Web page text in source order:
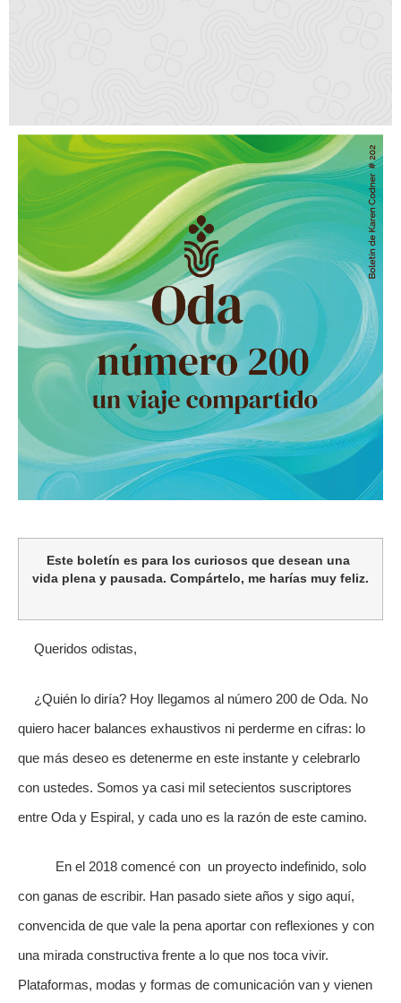
Este boletín es para los curiosos que desean una
vida plena y pausada. Compártelo, me harías muy feliz.
Queridos odistas,
¿Quién lo diría? Hoy llegamos al número 200 de Oda. No
quiero hacer balances exhaustivos ni perderme en cifras: lo
que más deseo es detenerme en este instante y celebrarlo
con ustedes. Somos ya casi mil setecientos suscriptores
entre Oda y Espiral, y cada uno es la razón de este camino.
En el 2018 comencé con un proyecto indefinido, solo
con ganas de escribir. Han pasado siete años y sigo aquí,
convencida de que vale la pena aportar con reflexiones y con
una mirada constructiva frente a lo que nos toca vivir.
Plataformas, modas y formas de comunicación van y vienen